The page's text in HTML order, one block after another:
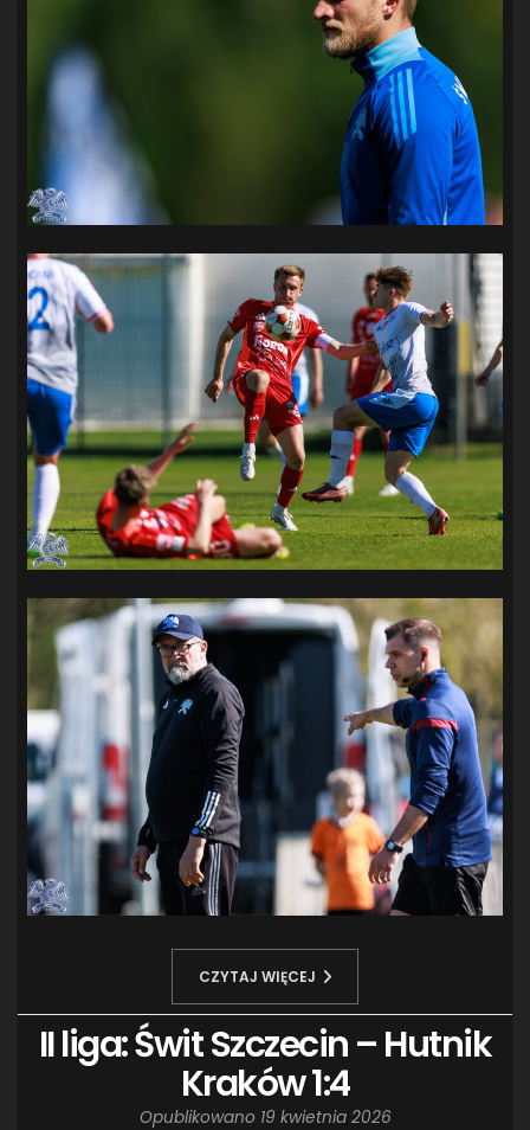
CZYTAJ WIĘCEJ
II liga: Świt Szczecin – Hutnik
Kraków 1:4
Opublikowano 19 kwietnia 2026